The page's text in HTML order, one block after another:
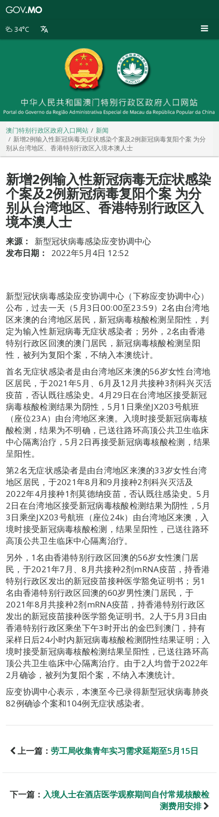
别
34°C
澳门特别行政区政府入口网站
新闻
新增2例输入性新冠病毒无症状感染个案及2例新冠病毒复阳个案 为分
别从台湾地区、香港特别行政区入境本澳人士
新增2例输入性新冠病毒无症状感染
个案及2例新冠病毒复阳个案 为分
别从台湾地区、香港特别行政区入
境本澳人士
来源：
新型冠状病毒感染应变协调中心
发布日期：
2022年5月4日 12:52
新型冠状病毒感染应变协调中心（下称应变协调中心）
公布，过去一天（5月3日00:00至23:59）2名由台湾地
区来澳的台湾地区居民，新冠病毒核酸检测呈阳性，判
定为输入性新冠病毒无症状感染者；另外，2名由香港
特别行政区回澳的澳门居民，新冠病毒核酸检测呈阳
性，被列为复阳个案，不纳入本澳统计。
首名无症状感染者是由台湾地区来澳的56岁女性台湾地
区居民，于2021年5月、6月及12月共接种3剂科兴灭活
疫苗，否认既往感染史。4月29日在台湾地区接受新冠
病毒核酸检测结果为阴性，5月1日乘坐JX203号航班
（座位23A）由台湾地区来澳。入境时接受新冠病毒核
酸检测，结果为不明确，已送往路环高顶公共卫生临床
中心隔离治疗，5月2日再接受新冠病毒核酸检测，结果
呈阳性。
第2名无症状感染者是由台湾地区来澳的33岁女性台湾
地区居民，于2021年8月和9月接种2剂科兴灭活及
2022年4月接种1剂莫德纳疫苗，否认既往感染史。5月
2日在台湾地区接受新冠病毒核酸检测结果为阴性，5月
3日乘坐JX203号航班（座位24k）由台湾地区来澳，入
境时接受新冠病毒核酸检测，结果呈阳性，已送往路环
高顶公共卫生临床中心隔离治疗。
另外，1名由香港特别行政区回澳的56岁女性澳门居
民，于2021年7月、8月共接种2剂mRNA疫苗，持香港
特别行政区发出的新冠疫苗接种医学豁免证明书；另1
名由香港特别行政区回澳的60岁男性澳门居民，于
2021年8月共接种2剂mRNA疫苗，持香港特别行政区
发出的新冠疫苗接种医学豁免证明书。2人于5月3日由
香港特别行政区乘坐下午3时开出的金巴到澳门，持有
采样日后24小时内新冠病毒核酸检测阴性结果证明；入
境时接受新冠病毒核酸检测结果呈阳性，已送往路环高
顶公共卫生临床中心隔离治疗。由于2人均曾于2022年
2月确诊，被列为复阳个案，不纳入本澳统计。
应变协调中心表示，本澳至今已录得新型冠状病毒肺炎
82例确诊个案和104例无症状感染者。
上一篇： 劳工局收集青年实习需求延期至5月15日
下一篇： 入境人士在酒店医学观察期间自付常规核酸检
测费用安排